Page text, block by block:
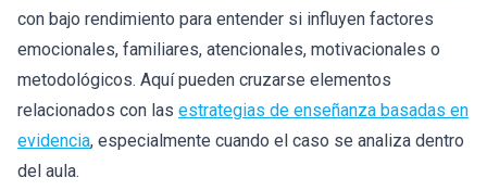
con bajo rendimiento para entender si influyen factores
emocionales, familiares, atencionales, motivacionales o
metodológicos. Aquí pueden cruzarse elementos
relacionados con las estrategias de enseñanza basadas en
evidencia, especialmente cuando el caso se analiza dentro
del aula.